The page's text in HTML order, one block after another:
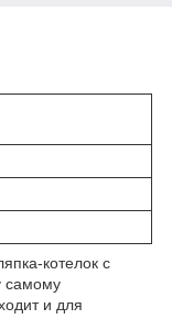
котелок с
самому
и для